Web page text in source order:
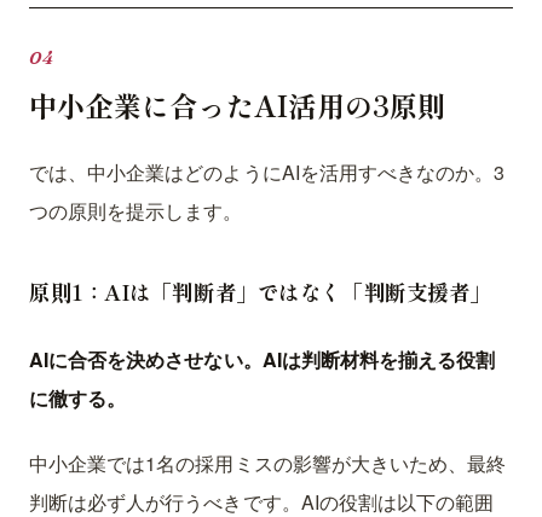
中小企業に合ったAI活用の3原則
では、中小企業はどのようにAIを活用すべきなのか。3
つの原則を提示します。
原則1：AIは「判断者」ではなく「判断支援者」
AIに合否を決めさせない。AIは判断材料を揃える役割
に徹する。
中小企業では1名の採用ミスの影響が大きいため、最終
判断は必ず人が行うべきです。AIの役割は以下の範囲